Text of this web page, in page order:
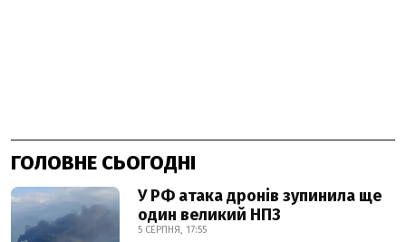
ГОЛОВНЕ СЬОГОДНІ
У РФ атака дронів зупинила ще
один великий НПЗ
5 СЕРПНЯ, 17:55